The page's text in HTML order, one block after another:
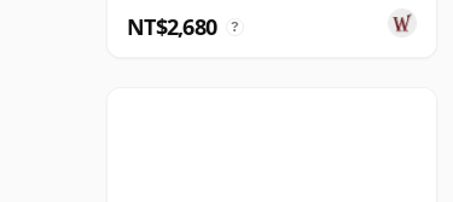
NT$2,680 ?